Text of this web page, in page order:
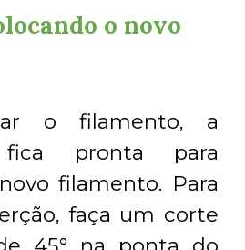
o novo
o filamento, a
fica pronta para
filamento. Para
faça um corte